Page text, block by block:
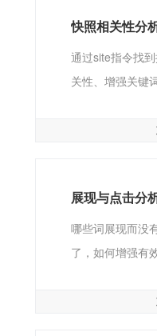
快照相关性分
通过site指令找
关性、增强关键
展现与点击分
哪些词展现而没
了，如何增强有